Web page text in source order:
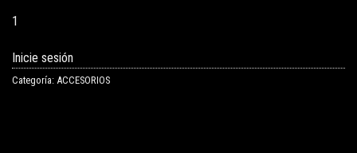
1
Inicie sesión
Categoría: ACCESORIOS